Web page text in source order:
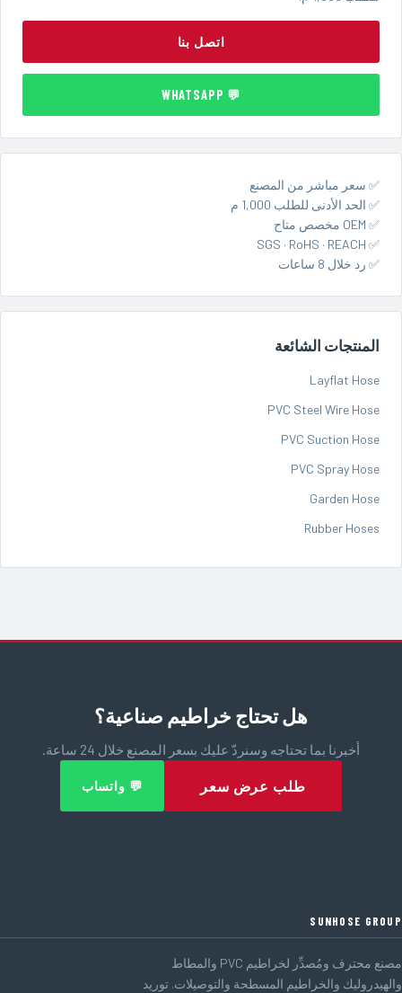
اتصل بنا
💬 WHATSAPP
✅ سعر مباشر من المصنع
✅ الحد الأدنى للطلب 1,000 م
✅ OEM مخصص متاح
✅ SGS · RoHS · REACH
✅ رد خلال 8 ساعات
المنتجات الشائعة
Layflat Hose
PVC Steel Wire Hose
PVC Suction Hose
PVC Spray Hose
Garden Hose
Rubber Hoses
هل تحتاج خراطيم صناعية؟
أخبرنا بما تحتاجه وسنردّ عليك بسعر المصنع خلال 24 ساعة.
طلب عرض سعر 💬 واتساب
SUNHOSE GROUP
مصنع محترف ومُصدِّر لخراطيم PVC والمطاط
والهيدروليك والخراطيم المسطحة والتوصيلات. توريد